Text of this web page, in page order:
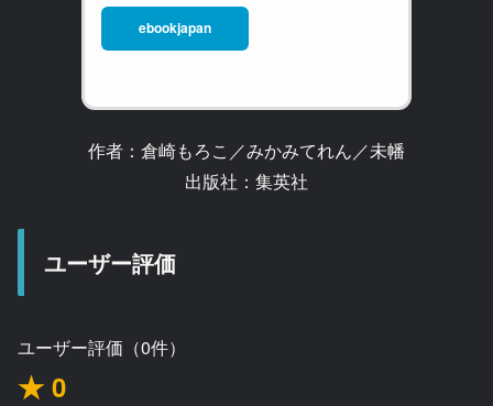
ebookjapan
作者：倉崎もろこ／みかみてれん／未幡
出版社：集英社
ユーザー評価
ユーザー評価（0件）
★ 0